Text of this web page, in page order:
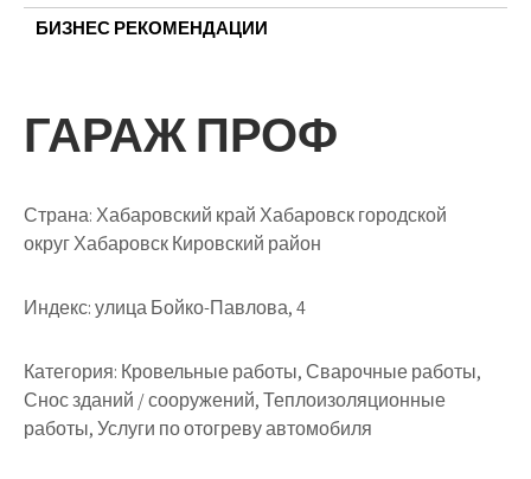
БИЗНЕС РЕКОМЕНДАЦИИ
ГАРАЖ ПРОФ
Страна: Хабаровский край Хабаровск городской
округ Хабаровск Кировский район
Индекс: улица Бойко-Павлова, 4
Категория: Кровельные работы, Сварочные работы,
Снос зданий / сооружений, Теплоизоляционные
работы, Услуги по отогреву автомобиля